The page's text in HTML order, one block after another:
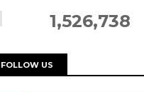
1,526,738
FOLLOW US